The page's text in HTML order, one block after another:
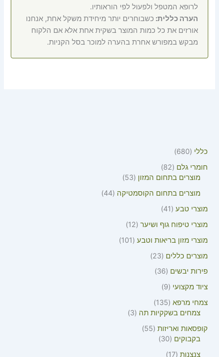
כללי
680
חומרי גלם
82
מוצרים בתחום המזון
53
מוצרים בתחום הקוסמטיקה 44
מוצרי טבע
41
מוצרי טיפוח גוף ושיער 12
מוצרי מזון בריאות וטבע
101
מוצרים כללים
23
פירות יבשים
36
ציוד מקצועי
9
צמחי מרפא 135
צמחים בשקקיות תה
3
קופסאות ואריזות 55
בקבוקים
30
צנצנות 17
לרופא המטפל ולפעול לפי הוראותיו.
הערה כללית: כשבוחרים יותר מיחידת משקל אחת, אנחנו
אורזים את כל כמות המוצר בשקית אחת אלא אם הלקוח
מבקש במפורש אחרת בהערה למוכר בסל הקניות.